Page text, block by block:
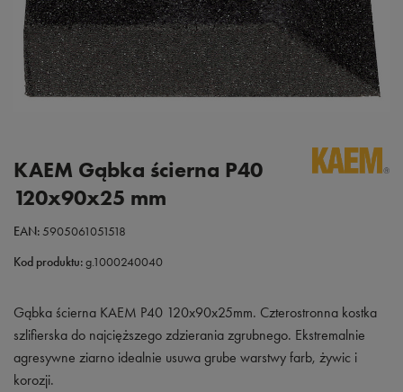
KAEM Gąbka ścierna P40
120x90x25 mm
EAN:5905061051518
Kod produktu:g.1000240040
Gąbka ścierna KAEM P40 120x90x25mm. Czterostronna kostka
szlifierska do najcięższego zdzierania zgrubnego. Ekstremalnie
agresywne ziarno idealnie usuwa grube warstwy farb, żywic i
korozji.